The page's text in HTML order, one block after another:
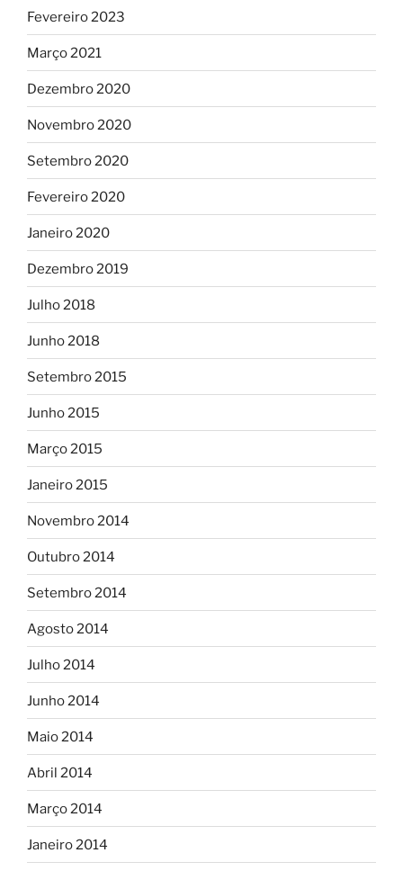
Fevereiro 2023
Março 2021
Dezembro 2020
Novembro 2020
Setembro 2020
Fevereiro 2020
Janeiro 2020
Dezembro 2019
Julho 2018
Junho 2018
Setembro 2015
Junho 2015
Março 2015
Janeiro 2015
Novembro 2014
Outubro 2014
Setembro 2014
Agosto 2014
Julho 2014
Junho 2014
Maio 2014
Abril 2014
Março 2014
Janeiro 2014